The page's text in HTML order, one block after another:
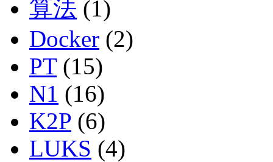
算法 (1)
Docker (2)
PT(15)
N1 (16)
K2P (6)
LUKS (4)